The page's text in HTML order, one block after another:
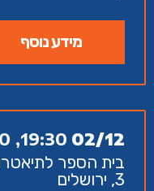
מידע נוסף
02/12
19:30, 21:00
בית הספר
3, ירושלים